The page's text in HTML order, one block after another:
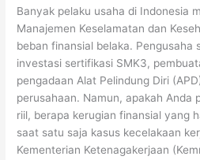
Banyak pelaku usaha di Indonesia
Manajemen Keselamatan dan
beban finansial belaka. Pengusaha
investasi sertifikasi SMK3,
pengadaan Alat Pelindung Diri
perusahaan. Namun, apakah Anda
riil, berapa kerugian finansial yang
saat satu saja kasus kecelakaan
Kementerian Ketenagakerjaan
Kecelakaan
Kerja?
(Pendekatan
ROI)